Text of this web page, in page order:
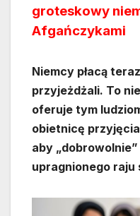
groteskowy
Afgańczykami
Niemcy płacą
przyjeżdżali. To
oferuje tym
obietnicę
aby
upragnionego raju